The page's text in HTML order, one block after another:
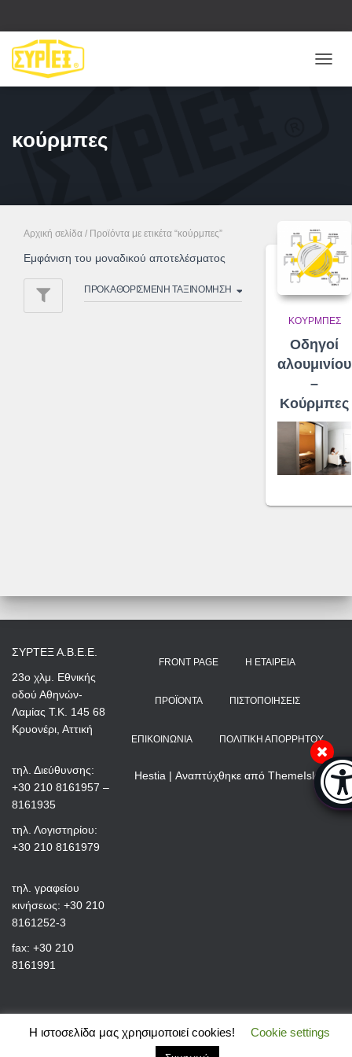
κούρμπες
Αρχική σελίδα / Προϊόντα με ετικέτα “κούρμπες”
Εμφάνιση του μοναδικού αποτελέσματος
ΚΟΎΡΜΠΕΣ
Οδηγοί
αλουμινίου
–
Κούρμπες
ΣΥΡΤΕΞ Α.Β.Ε.Ε.
23ο χλμ. Εθνικής
οδού Αθηνών-
Λαμίας Τ.Κ. 145 68
Κρυονέρι, Αττική
τηλ. Διεύθυνσης:
+30 210 8161957 –
8161935
τηλ. Λογιστηρίου:
+30 210 8161979
τηλ. γραφείου
κινήσεως: +30 210
8161252-3
fax: +30 210
8161991
FRONT PAGE Η ΕΤΑΙΡΕΊΑ
ΠΡΟΪΌΝΤΑ ΠΙΣΤΟΠΟΙΉΣΕΙΣ
ΕΠΙΚΟΙΝΩΝΊΑ ΠΟΛΙΤΙΚΉ ΑΠΟΡΡΉΤΟΥ
Hestia | Αναπτύχθηκε από ThemeIsle
Η ιστοσελίδα μας χρησιμοποιεί cookies! Cookie settings